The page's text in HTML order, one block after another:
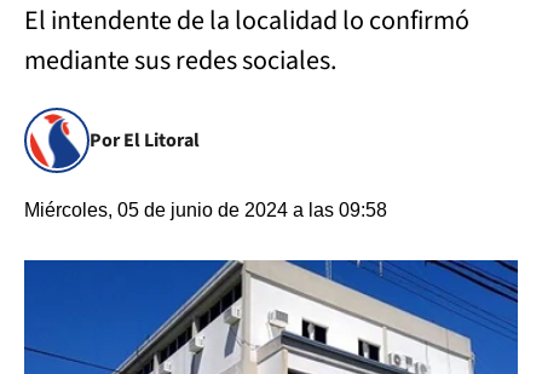
El intendente de la localidad lo confirmó
mediante sus redes sociales.
Por El Litoral
Miércoles, 05 de junio de 2024 a las 09:58